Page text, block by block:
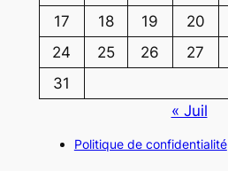
17
18 19 20
24
25 26 27
31
« Juil
Politique de confidentialité